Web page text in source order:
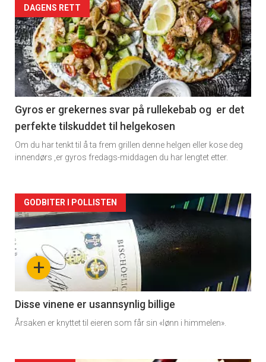
Forsiden
akkurat
nå
-
2
DAGENS RETT
Gyros er grekernes svar på rullekebab og er det
perfekte tilskuddet til helgekosen
Om du har tenkt til å ta frem grillen denne helgen eller kose deg
innendørs ,er gyros fredags-middagen du har lengtet etter.
Forsiden
akkurat
nå
3
+
GODBITER I POLLISTEN
Disse vinene er usannsynlig billige
Årsaken er knyttet til eieren som får sin «lønn i himmelen».